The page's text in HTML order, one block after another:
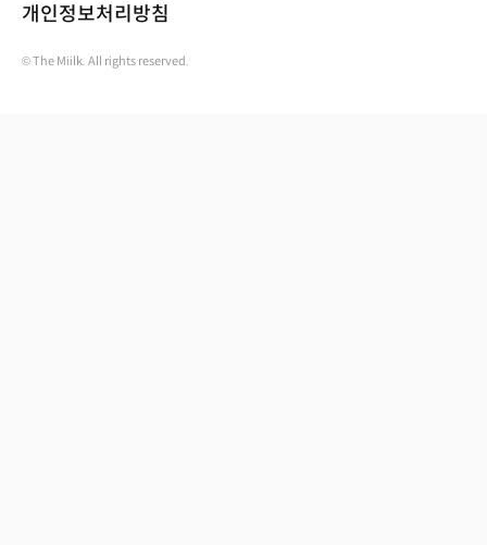
개인정보처리방침
© The Miilk. All rights reserved.